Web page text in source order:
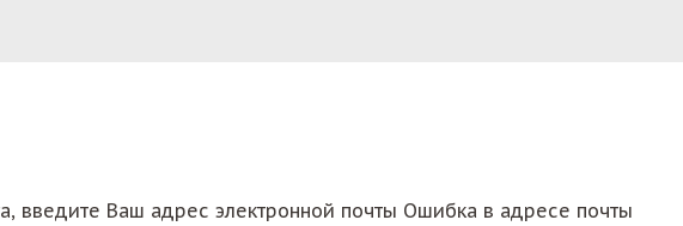
введите Ваш адрес электронной почты Ошибка в адресе почты